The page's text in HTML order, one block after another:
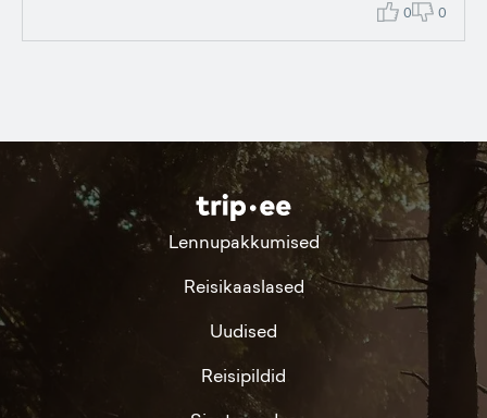
0 0
Lennupakkumised
Reisikaaslased
Uudised
Reisipildid